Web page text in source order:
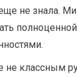
не знала.
не классным